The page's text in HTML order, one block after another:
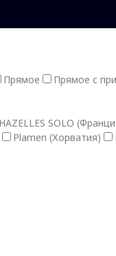
Прямое Прямое с
SOLO
Plamen (Хорватия)